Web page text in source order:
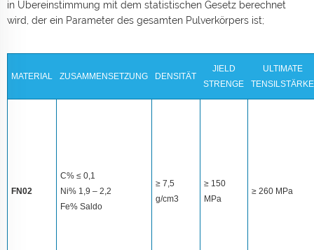
in Übereinstimmung mit dem statistischen Gesetz berechnet
wird, der ein Parameter des gesamten Pulverkörpers ist;
MATERIAL ZUSAMMENSETZUNG DENSITÄT
JIELD
STRENGE
ULTIMATE
TENSILSTÄRKE
FN02
C% ≤ 0,1
Ni% 1,9 – 2,2
Fe% Saldo
≥ 7,5
g/cm3
≥ 150
MPa
≥ 260 MPa